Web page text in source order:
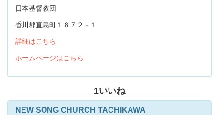
日本基督教団
香川郡直島町１８７２－１
詳細はこちら
ホームページはこちら
1いいね
NEW SONG CHURCH TACHIKAWA